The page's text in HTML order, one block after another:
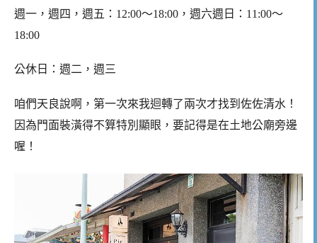
週一，週四，週五：12:00～18:00，週六週日：11:00～
18:00
公休日：週二，週三
咱們天良說啊，第一次來我迴轉了兩次才找到佐佐清水！
因為門面裝潢得不算特別顯眼，要記得是在土地公廟旁邊
喔！